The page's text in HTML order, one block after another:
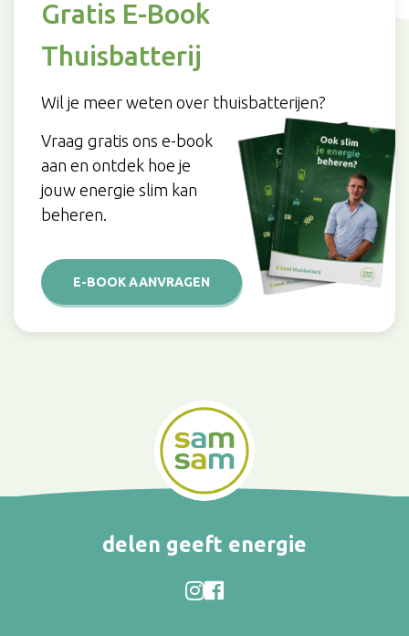
Gratis E-Book
Thuisbatterij
Wil je meer weten over thuisbatterijen?
Vraag gratis ons e-book
aan en ontdek hoe je
jouw energie slim kan
beheren.
E-BOOK AANVRAGEN
delen geeft energie